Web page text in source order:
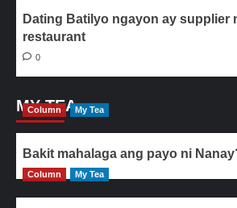
Dating Batilyo ngayon ay supplier
restaurant
0
MY TEA
Column My Tea
Bakit mahalaga ang payo ni
Column My Tea